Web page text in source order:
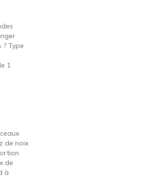
3
ou
? Type
1
g
l'
de noix
de
à